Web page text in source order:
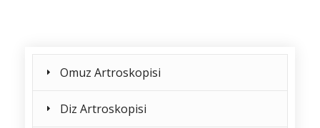
Omuz Artroskopisi
Diz Artroskopisi